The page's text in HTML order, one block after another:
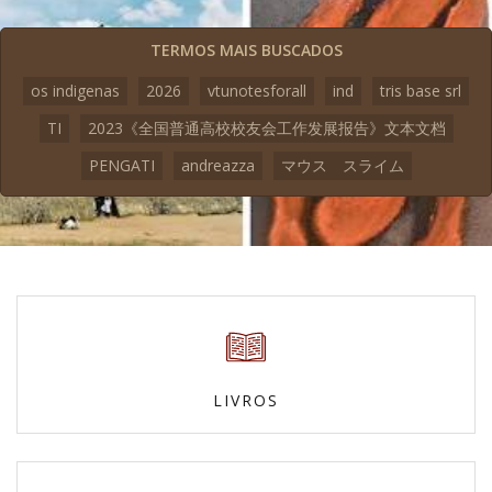
TERMOS MAIS BUSCADOS
os indigenas
2026 vtunotesforall ind
tris base srl
TI
2023《全国普通高校校友会工作发展报告》文本文档
PENGATI
andreazza マウス スライム
LIVROS